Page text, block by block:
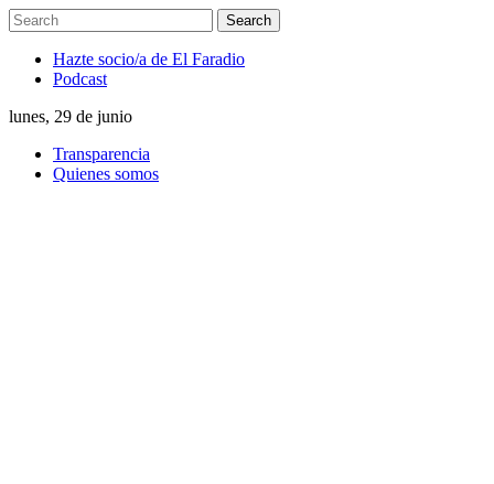
Hazte socio/a de El Faradio
Podcast
lunes, 29 de junio
Transparencia
Quienes somos